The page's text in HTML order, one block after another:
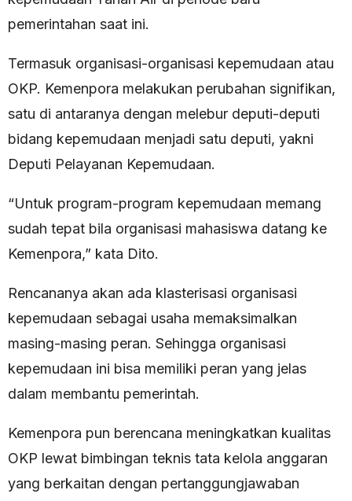
pemerintahan saat ini.
Termasuk organisasi-organisasi kepemudaan atau
OKP. Kemenpora melakukan perubahan signifikan,
satu di antaranya dengan melebur deputi-deputi
bidang kepemudaan menjadi satu deputi, yakni
Deputi Pelayanan Kepemudaan.
“Untuk program-program kepemudaan memang
sudah tepat bila organisasi mahasiswa datang ke
Kemenpora,” kata Dito.
Rencananya akan ada klasterisasi organisasi
kepemudaan sebagai usaha memaksimalkan
masing-masing peran. Sehingga organisasi
kepemudaan ini bisa memiliki peran yang jelas
dalam membantu pemerintah.
Kemenpora pun berencana meningkatkan kualitas
OKP lewat bimbingan teknis tata kelola anggaran
yang berkaitan dengan pertanggungjawaban